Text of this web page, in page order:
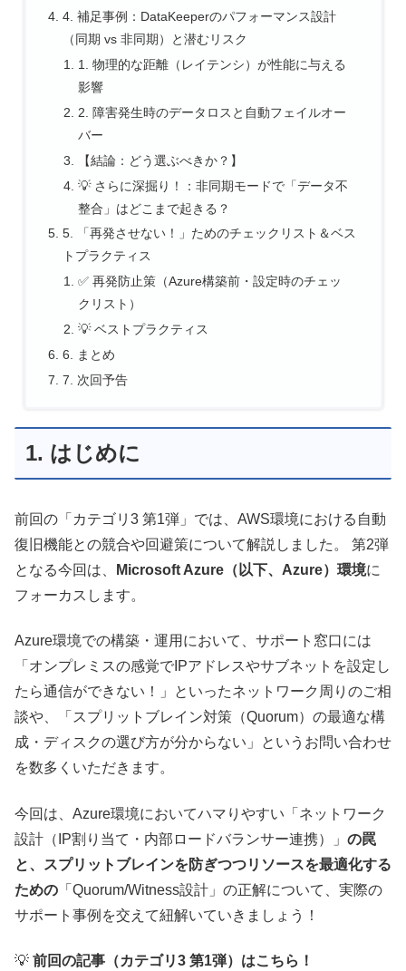
4. 補足事例：DataKeeperのパフォーマンス設計
（同期 vs 非同期）と潜むリスク
1. 物理的な距離（レイテンシ）が性能に与える
影響
2. 障害発生時のデータロスと自動フェイルオー
バー
【結論：どう選ぶべきか？】
💡 さらに深掘り！：非同期モードで「データ不
整合」はどこまで起きる？
5. 「再発させない！」ためのチェックリスト＆ベス
トプラクティス
✅ 再発防止策（Azure構築前・設定時のチェッ
クリスト）
💡 ベストプラクティス
6. まとめ
7. 次回予告
1. はじめに
前回の「カテゴリ3 第1弾」では、AWS環境における自動
復旧機能との競合や回避策について解説しました。 第2弾
となる今回は、
Microsoft Azure（以下、Azure）環境に
フォーカスします。
Azure環境での構築・運用において、サポート窓口には
「オンプレミスの感覚でIPアドレスやサブネットを設定し
たら通信ができない！」といったネットワーク周りのご相
談や、「スプリットブレイン対策（Quorum）の最適な構
成・ディスクの選び方が分からない」というお問い合わせ
を数多くいただきます。
今回は、Azure環境においてハマりやすい「ネットワーク
設計（IP割り当て・内部ロードバランサー連携）」 の罠
と、スプリットブレインを防ぎつつリソースを最適化する
ための 「Quorum/Witness設計」の正解について、実際の
サポート事例を交えて紐解いていきましょう！
💡 前回の記事（カテゴリ3 第1弾）はこちら！